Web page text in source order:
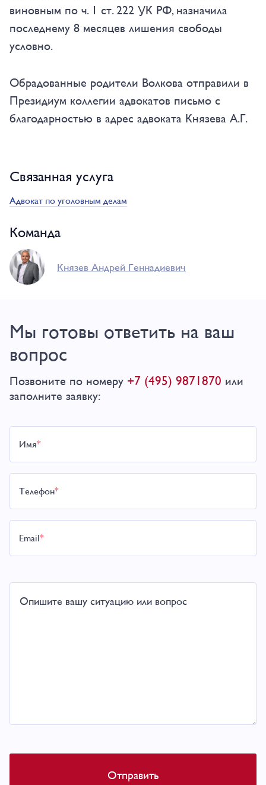
виновным по ч. 1 ст. 222 УК РФ, назначила
последнему 8 месяцев лишения свободы
условно.
Обрадованные родители Волкова отправили в
Президиум коллегии адвокатов письмо с
благодарностью в адрес адвоката Князева А.Г.
Связанная услуга
Адвокат по уголовным делам
Команда
Князев Андрей Геннадиевич
Мы готовы ответить на ваш
вопрос
Позвоните по номеру +7 (495) 9871870 или
заполните заявку:
Имя*
Телефон*
Email*